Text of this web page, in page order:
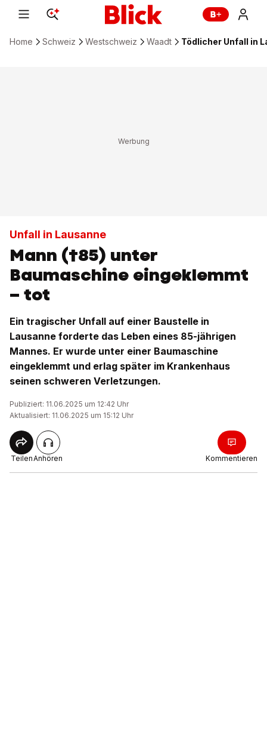
Home Schweiz Westschweiz Waadt Tödlicher Unfall in
Unfall in Lausanne
Mann (†85) unter
Baumaschine eingeklemmt
– tot
Ein tragischer Unfall auf einer Baustelle in
Lausanne forderte das Leben eines 85-jährigen
Mannes. Er wurde unter einer Baumaschine
eingeklemmt und erlag später im Krankenhaus
seinen schweren Verletzungen.
Publiziert: 11.06.2025 um 12:42 Uhr
Aktualisiert: 11.06.2025 um 15:12 Uhr
TeilenAnhören Kommentieren